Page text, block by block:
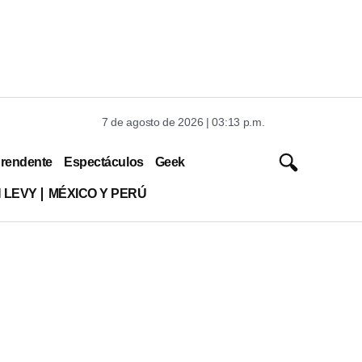
7 de agosto de 2026 | 03:13 p.m.
Espectáculos Geek
LEVY MÉXICO Y PERÚ